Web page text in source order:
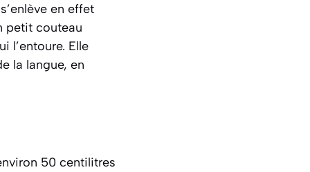
en effet
petit couteau
l’entoure. Elle
la langue, en
50 centilitres